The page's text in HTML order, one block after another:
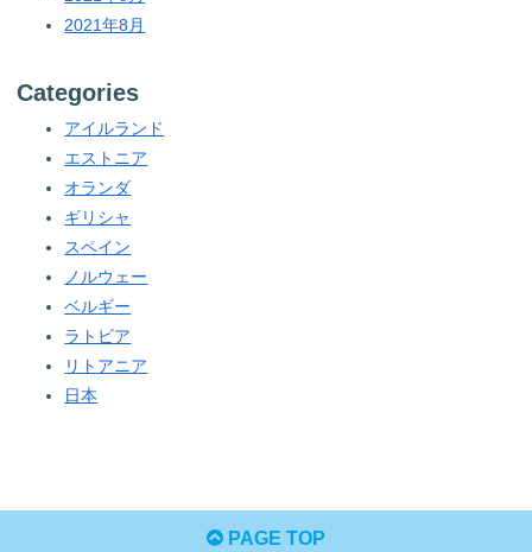
2021年8月
Categories
アイルランド
エストニア
オランダ
ギリシャ
スペイン
ノルウェー
ベルギー
ラトビア
リトアニア
日本
PAGE TOP